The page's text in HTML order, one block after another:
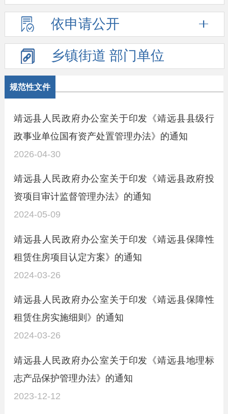
依申请公开
乡镇街道 部门单位
规范性文件
靖远县人民政府办公室关于印发《靖远县县级行
政事业单位国有资产处置管理办法》的通知
2026-04-30
靖远县人民政府办公室关于印发《靖远县政府投
资项目审计监督管理办法》的通知
2024-05-09
靖远县人民政府办公室关于印发《靖远县保障性
租赁住房项目认定方案》的通知
2024-03-26
靖远县人民政府办公室关于印发《靖远县保障性
租赁住房实施细则》的通知
2024-03-26
靖远县人民政府办公室关于印发《靖远县地理标
志产品保护管理办法》的通知
2023-12-12